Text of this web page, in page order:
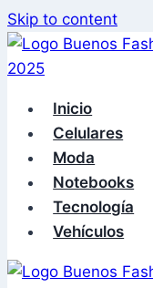
Skip to content
Inicio
Celulares
Moda
Notebooks
Tecnología
Vehículos